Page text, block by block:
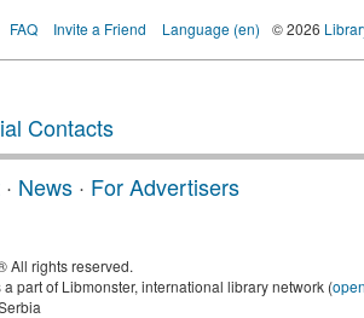
FAQ Invite a Friend Language (en) © 2026
Contacts
· News · For Advertisers
All rights reserved.
part of Libmonster, international library network (